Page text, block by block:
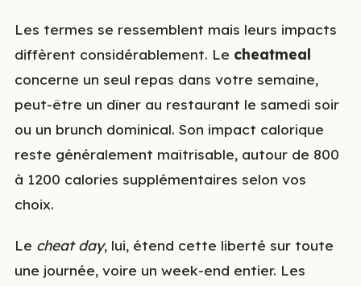
Les termes se ressemblent mais leurs impacts
diffèrent considérablement. Le cheatmeal
concerne un seul repas dans votre semaine,
peut-être un dîner au restaurant le samedi soir
ou un brunch dominical. Son impact calorique
reste généralement maîtrisable, autour de 800
à 1200 calories supplémentaires selon vos
choix.
Le cheat day, lui, étend cette liberté sur toute
une journée, voire un week-end entier. Les